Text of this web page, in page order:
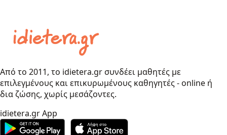
Από το 2011, το idietera.gr συνδέει μαθητές με
επιλεγμένους και επικυρωμένους καθηγητές - online ή
δια ζώσης, χωρίς μεσάζοντες.
idietera.gr App